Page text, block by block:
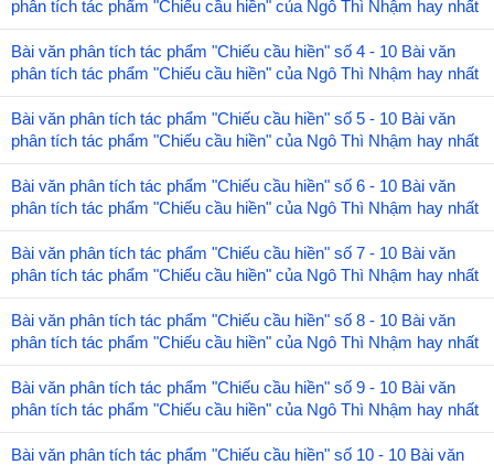
phân tích tác phẩm "Chiếu cầu hiền" của Ngô Thì Nhậm hay nhất
Bài văn phân tích tác phẩm "Chiếu cầu hiền" số 4 - 10 Bài văn
phân tích tác phẩm "Chiếu cầu hiền" của Ngô Thì Nhậm hay nhất
Bài văn phân tích tác phẩm "Chiếu cầu hiền" số 5 - 10 Bài văn
phân tích tác phẩm "Chiếu cầu hiền" của Ngô Thì Nhậm hay nhất
Bài văn phân tích tác phẩm "Chiếu cầu hiền" số 6 - 10 Bài văn
phân tích tác phẩm "Chiếu cầu hiền" của Ngô Thì Nhậm hay nhất
Bài văn phân tích tác phẩm "Chiếu cầu hiền" số 7 - 10 Bài văn
phân tích tác phẩm "Chiếu cầu hiền" của Ngô Thì Nhậm hay nhất
Bài văn phân tích tác phẩm "Chiếu cầu hiền" số 8 - 10 Bài văn
phân tích tác phẩm "Chiếu cầu hiền" của Ngô Thì Nhậm hay nhất
Bài văn phân tích tác phẩm "Chiếu cầu hiền" số 9 - 10 Bài văn
phân tích tác phẩm "Chiếu cầu hiền" của Ngô Thì Nhậm hay nhất
Bài văn phân tích tác phẩm "Chiếu cầu hiền" số 10 - 10 Bài văn